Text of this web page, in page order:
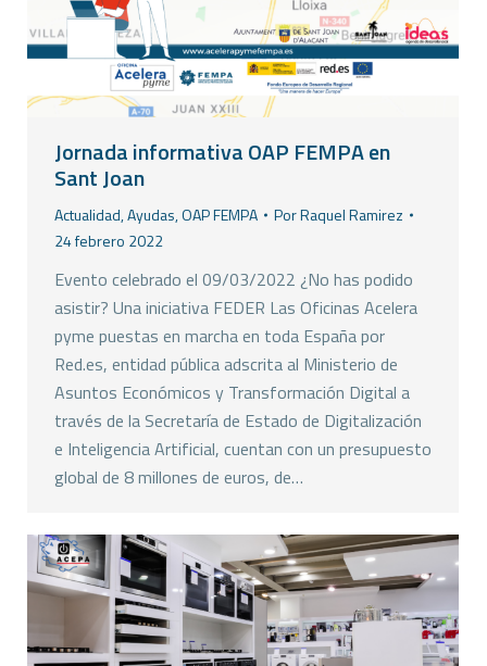
Jornada informativa OAP FEMPA en
Sant Joan
Actualidad,Ayudas,OAP FEMPA PorRaquel Ramirez
24 febrero 2022
Evento celebrado el 09/03/2022 ¿No has podido
asistir? Una iniciativa FEDER Las Oficinas Acelera
pyme puestas en marcha en toda España por
Red.es, entidad pública adscrita al Ministerio de
Asuntos Económicos y Transformación Digital a
través de la Secretaría de Estado de Digitalización
e Inteligencia Artificial, cuentan con un presupuesto
global de 8 millones de euros, de…